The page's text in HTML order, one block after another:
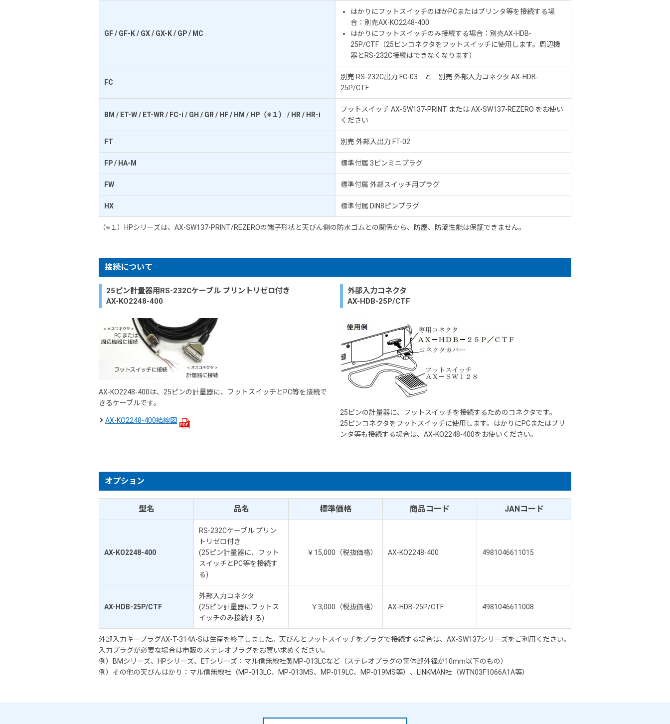
GF / GF-K / GX / GX-K / GP / MC
はかりにフットスイッチのほかPCまたはプリンタ等を接続する場
合：別売AX-KO2248-400
はかりにフットスイッチのみ接続する場合：別売AX-HDB-
25P/CTF（25ピンコネクタをフットスイッチに使用します。周辺機
器とRS-232C接続はできなくなります）
FC
別売 RS-232C出力 FC-03 と 別売 外部入力コネクタ AX-HDB-
25P/CTF
BM / ET-W / ET-WR / FC-i / GH / GR / HF / HM / HP（※１） / HR / HR-i
フットスイッチ AX-SW137-PRINT または AX-SW137-REZERO をお使い
ください
FT 別売 外部入出力 FT-02
FP / HA-M 標準付属 3ピンミニプラグ
FW 標準付属 外部スイッチ用プラグ
HX 標準付属 DIN8ピンプラグ
（※１）HPシリーズは、AX-SW137-PRINT/REZEROの端子形状と天びん側の防水ゴムとの関係から、防塵、防滴性能は保証できません。
接続について
25ピン計量器用RS-232Cケーブル プリントリゼロ付き
AX-KO2248-400
AX-KO2248-400は、25ピンの計量器に、フットスイッチとPC等を接続で
きるケーブルです。
AX-KO2248-400結線図
外部入力コネクタ
AX-HDB-25P/CTF
25ピンの計量器に、フットスイッチを接続するためのコネクタです。
25ピンコネクタをフットスイッチに使用します。はかりにPCまたはプリ
ンタ等も接続する場合は、AX-KO2248-400をお使いください。
オプション
型名 品名 標準価格 商品コード JANコード
AX-KO2248-400
RS-232Cケーブル プリン
トリゼロ付き
(25ピン計量器に、フット
スイッチとPC等を接続す
る)
￥15,000（税抜価格） AX-KO2248-400 4981046611015
AX-HDB-25P/CTF
外部入力コネクタ
(25ピン計量器にフットス
イッチのみ接続する)
￥3,000（税抜価格） AX-HDB-25P/CTF 4981046611008
外部入力キープラグAX-T-314A-Sは生産を終了しました。天びんとフットスイッチをプラグで接続する場合は、AX-SW137シリーズをご利用ください。
入力プラグが必要な場合は市販のステレオプラグをお買い求めください。
例）BMシリーズ、HPシリーズ、ETシリーズ：マル信無線社製MP-013LCなど（ステレオプラグの筐体部外径が10mm以下のもの）
例）その他の天びんはかり：マル信無線社（MP-013LC、MP-013MS、MP-019LC、MP-019MS等）、LINKMAN社（WTN03F1066A1A等）